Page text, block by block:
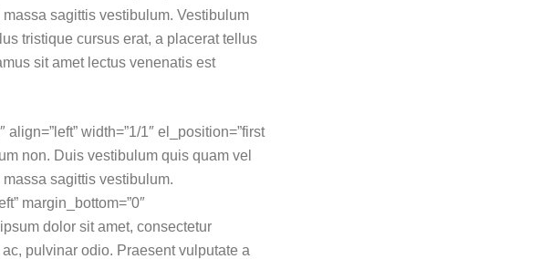
sagittis vestibulum. Vestibulum
tristique cursus erat, a placerat tellus
sit amet lectus venenatis est
width=”1/1″ el_position=”first
non. Duis vestibulum quis quam vel
sagittis vestibulum.
margin_bottom=”0″
dolor sit amet, consectetur
pulvinar odio. Praesent vulputate a